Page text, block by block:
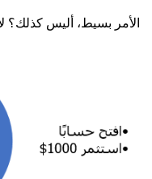
الأمر بسيط، أليس كذلك؟